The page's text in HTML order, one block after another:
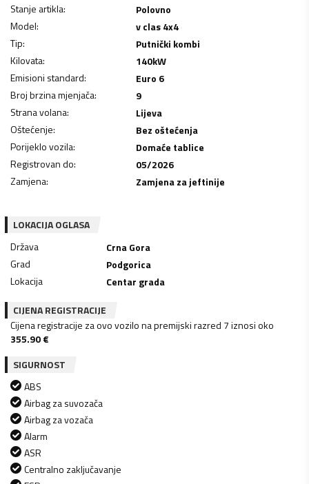
Stanje artikla:
Polovno
Model:
v clas 4x4
Tip:
Putnički kombi
Kilovata: 140kW
Emisioni standard:
Euro 6
Broj brzina mjenjača:
9
Strana volana:
Lijeva
Oštećenje:
Bez oštećenja
Porijeklo vozila:
Domaće tablice
Registrovan do:
05/2026
Zamjena: Zamjena za jeftinije
LOKACIJA OGLASA
Država
Crna Gora
Grad
Podgorica
Lokacija
Centar grada
CIJENA REGISTRACIJE
Cijena registracije za ovo vozilo na premijski razred 7 iznosi oko
355.90€
SIGURNOST
ABS
Airbag za suvozača
Airbag za vozača
Alarm
ASR
Centralno zaključavanje